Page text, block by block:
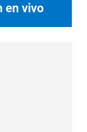
en vivo